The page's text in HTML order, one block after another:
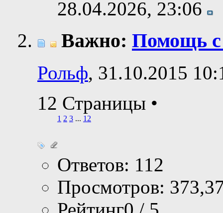
28.04.2026, 23:06
Важно: Помощь c
Рольф, 31.10.2015
12 Страницы •
1 2 3 ... 12
Ответов: 112
Просмотров: